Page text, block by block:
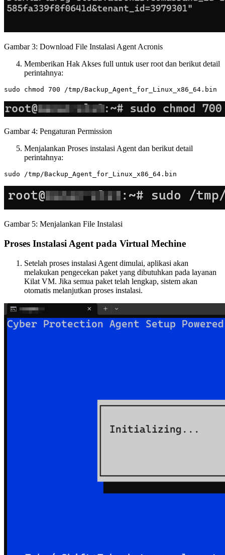
Gambar 3: Download File Instalasi Agent Acronis
Memberikan Hak Akses full untuk user root dan berikut detail
perintahnya:
Gambar 4: Pengaturan Permission
Menjalankan Proses instalasi Agent dan berikut detail
perintahnya:
Gambar 5: Menjalankan File Instalasi
Proses Instalasi Agent pada Virtual Mechine
Setelah proses instalasi Agent dimulai, aplikasi akan
melakukan pengecekan paket yang dibutuhkan pada layanan
Kilat VM. Jika semua paket telah lengkap, sistem akan
otomatis melanjutkan proses instalasi.